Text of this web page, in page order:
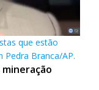
que estão
Branca/AP.